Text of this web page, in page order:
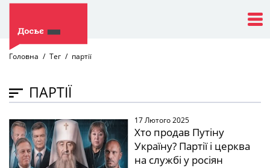
Головна Тег партії
ПАРТІЇ
" /> 17 Лютого 2025
Хто продав Путіну
Україну? Партії і церква
на службі у росіян